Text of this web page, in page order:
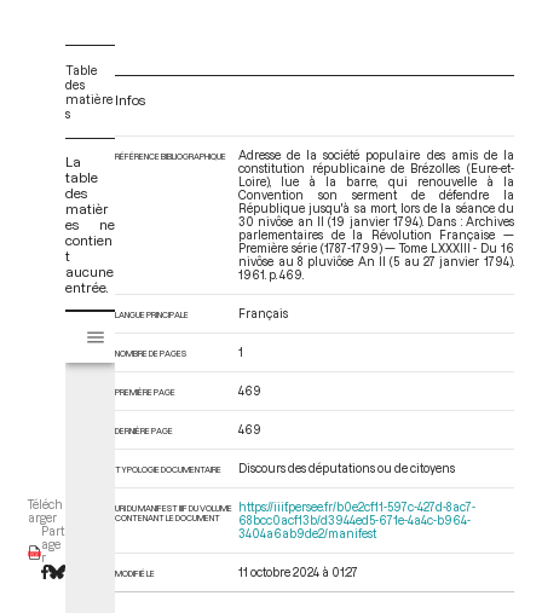
Téléch
arger
Part
age
r
Table
des
matière
s
La
table
des
matièr
es ne
contien
t
aucune
entrée.
s
M
Tome LXXXIII - Du 16 nivôse au 8 pluviôse An II (5 au 27 janvier 1794)
Infos
RÉFÉRENCE BIBLIOGRAPHIQUE
Adresse de la société populaire des amis de la
constitution républicaine de Brézolles (Eure-et-
Loire), lue à la barre, qui renouvelle à la
Convention son serment de défendre la
République jusqu'à sa mort, lors de la séance du
30 nivôse an II (19 janvier 1794). Dans : Archives
parlementaires de la Révolution Française —
Première série (1787-1799) — Tome LXXXIII - Du 16
nivôse au 8 pluviôse An II (5 au 27 janvier 1794).
1961. p. 469.
LANGUE PRINCIPALE Français
NOMBRE DE PAGES 1
PREMIÈRE PAGE 469
DERNIÈRE PAGE 469
TYPOLOGIE DOCUMENTAIRE Discours des députations ou de citoyens
URI DU MANIFEST IIIF DU VOLUME
CONTENANT LE DOCUMENT
https://iiif.persee.fr/b0e2cf11-597c-427d-8ac7-
68bcc0acf13b/d3944ed5-671e-4a4c-b964-
3404a6ab9de2/manifest
MODIFIÉ LE 11 octobre 2024 à 01:27